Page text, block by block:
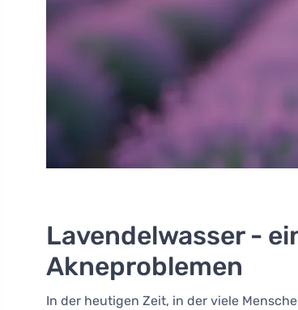
Lavendelwasser -
Akneproblemen
In der heutigen Zeit, in der viele